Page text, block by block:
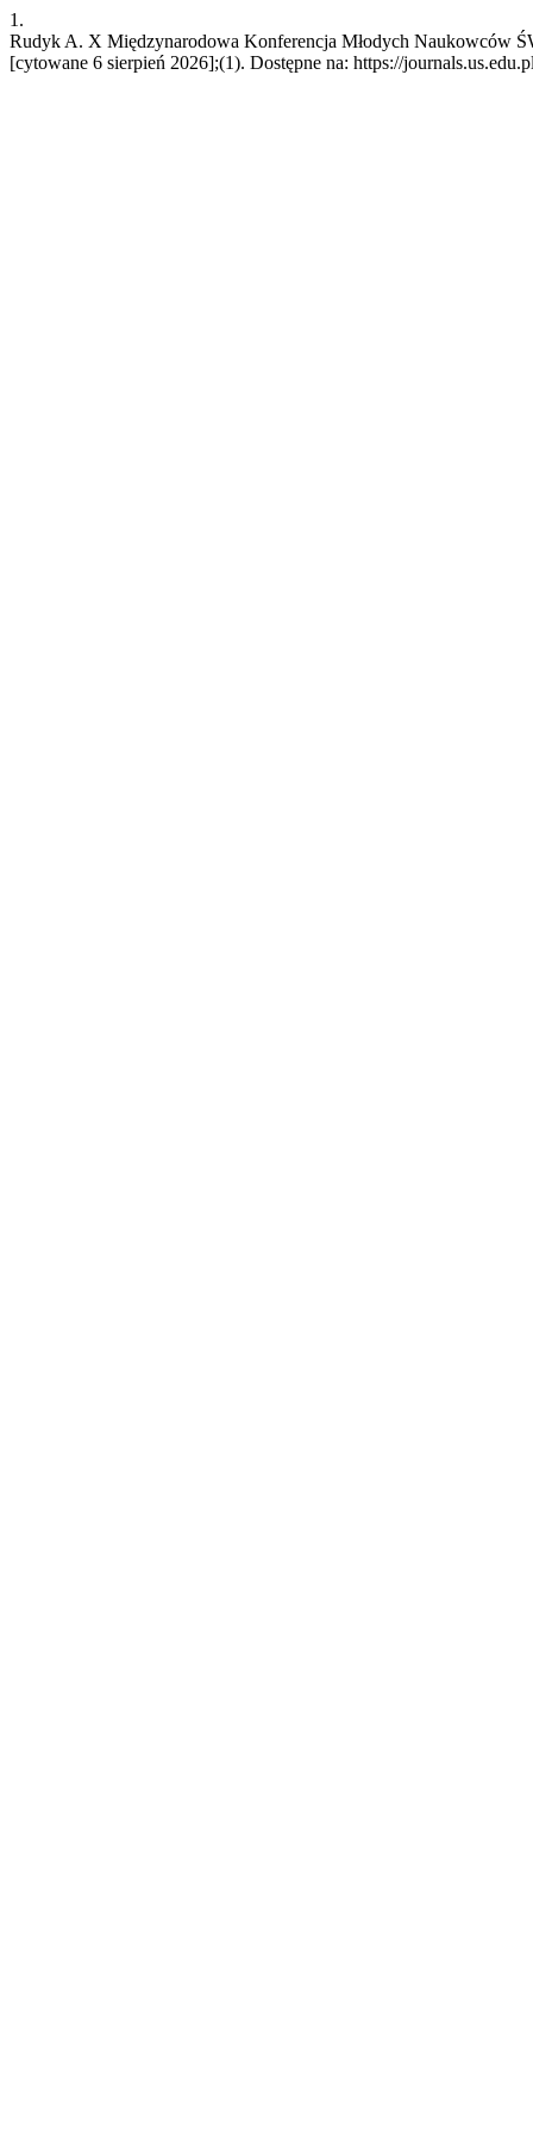
1.
Rudyk A. X Międzynarodowa Konferencja Młodych
[cytowane 6 sierpień 2026];(1). Dostępne na: https://